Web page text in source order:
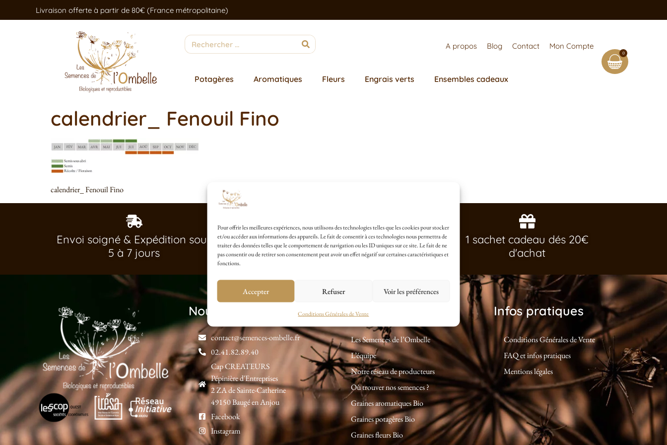
Pour offrir les meilleures expériences, nous utilisons des technologies telles que les cookies pour stocker
et/ou accéder aux informations des appareils. Le fait de consentir à ces technologies nous permettra de
traiter des données telles que le comportement de navigation ou les ID uniques sur ce site. Le fait de ne
pas consentir ou de retirer son consentement peut avoir un effet négatif sur certaines caractéristiques et
fonctions.
Accepter Refuser Voir les préférences
Conditions Générales de Vente
Livraison offerte à partir de 80€ (France métropolitaine)
A propos Blog Contact Mon Compte
Potagères Aromatiques Fleurs Engrais verts Ensembles cadeaux
0
calendrier_ Fenouil Fino
calendrier_ Fenouil Fino
Envoi soigné & Expédition sous
5 à 7 jours
Paiement Sécurisé avec
Payplug
1 sachet cadeau dés 20€
d'achat
Nous contacter
contact@semences-ombelle.fr
02.41.82.89.40
Cap CREATEURS
Pépinière d'Entreprises
2 ZA de Sainte-Catherine
49150 Baugé en Anjou
Facebook
Instagram
A propos
Les Semences de l’Ombelle
L’équipe
Notre réseau de producteurs
Où trouver nos semences ?
Graines aromatiques Bio
Graines potagères Bio
Graines fleurs Bio
Infos pratiques
Conditions Générales de Vente
FAQ et infos pratiques
Mentions légales